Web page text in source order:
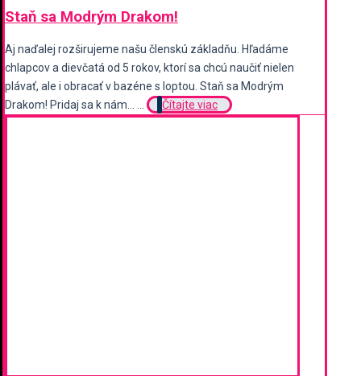
Staň sa Modrým Drakom!
Aj naďalej rozširujeme našu členskú základňu. Hľadáme
chlapcov a dievčatá od 5 rokov, ktorí sa chcú naučiť nielen
plávať, ale i obracať v bazéne s loptou. Staň sa Modrým
Drakom! Pridaj sa k nám... ...
Čítajte viac